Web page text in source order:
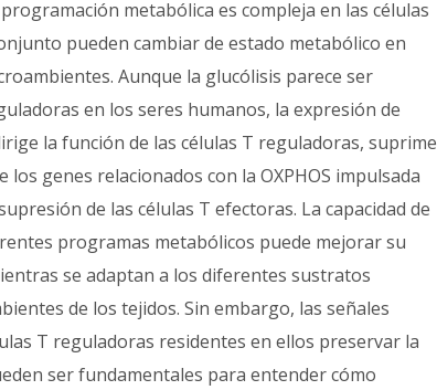
metabólica es compleja en las células
pueden cambiar de estado metabólico en
Aunque la glucólisis parece ser
en los seres humanos, la expresión de
la función de las células T reguladoras, suprime
genes relacionados con la OXPHOS impulsada
de las células T efectoras. La capacidad de
programas metabólicos puede mejorar su
se adaptan a los diferentes sustratos
de los tejidos. Sin embargo, las señales
T reguladoras residentes en ellos preservar la
ser fundamentales para entender cómo